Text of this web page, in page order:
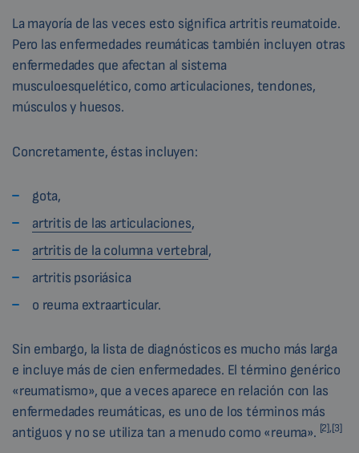
La mayoría de las veces esto significa artritis reumatoide.
Pero las enfermedades reumáticas también incluyen otras
enfermedades que afectan al sistema
musculoesquelético, como articulaciones, tendones,
músculos y huesos.
Concretamente, éstas incluyen:
gota,
artritis de las articulaciones,
artritis de la columna vertebral,
artritis psoriásica
o reuma extraarticular.
Sin embargo, la lista de diagnósticos es mucho más larga
e incluye más de cien enfermedades. El término genérico
«reumatismo», que a veces aparece en relación con las
enfermedades reumáticas, es uno de los términos más
antiguos y no se utiliza tan a menudo como «reuma». [2],[3]